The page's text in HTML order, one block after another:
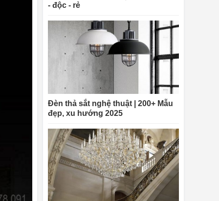
- độc - rẻ
Đèn thả sắt nghệ thuật | 200+ Mẫu
đẹp, xu hướng 2025